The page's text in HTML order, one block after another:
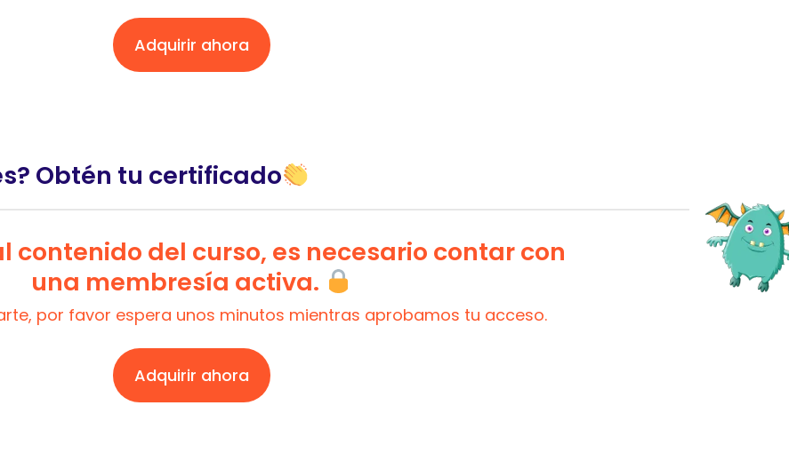
Adquirir ahora
Obtén tu certificado
contenido del curso, es necesario contar con
una membresía activa.
por favor espera unos minutos mientras aprobamos tu acceso.
Adquirir ahora